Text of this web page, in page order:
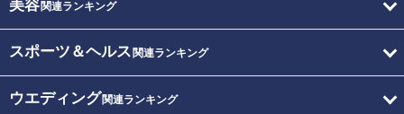
美容関連ランキング
スポーツ＆ヘルス 関連ランキング
ウエディング関連ランキング